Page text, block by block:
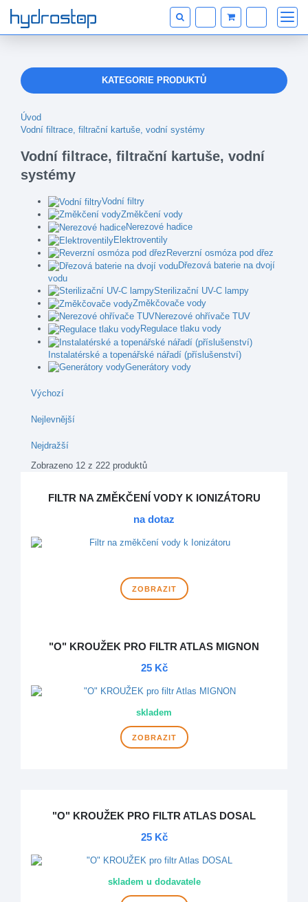
KATEGORIE PRODUKTŮ
Úvod
Vodní filtrace, filtrační kartuše, vodní systémy
Vodní filtrace, filtrační kartuše, vodní
systémy
Vodní filtry
Změkčení vody
Nerezové hadice
Elektroventily
Reverzní osmóza pod dřez
Dřezová baterie na dvojí
vodu
Sterilizační UV-C lampy
Změkčovače vody
Nerezové ohřívače TUV
Regulace tlaku vody
Instalatérské a topenářské nářadí (příslušenství)
Generátory vody
Výchozí
Nejlevnější
Nejdražší
Zobrazeno 12 z 222 produktů
FILTR NA ZMĚKČENÍ VODY K IONIZÁTORU
na dotaz
ZOBRAZIT
"O" KROUŽEK PRO FILTR ATLAS MIGNON
25 Kč
skladem
ZOBRAZIT
"O" KROUŽEK PRO FILTR ATLAS DOSAL
25 Kč
skladem u dodavatele